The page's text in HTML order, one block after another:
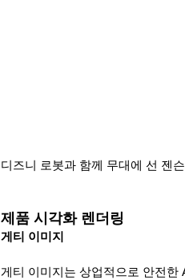
디즈니 로봇과 함께 무대에 선 젠
제품 시각화 렌더링
게티 이미지
게티 이미지는 상업적으로 안전